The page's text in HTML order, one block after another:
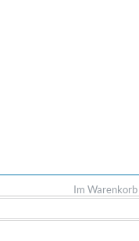
Im Warenkorb